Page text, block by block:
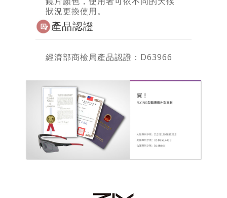
狀況更換使用。
產品認證
經濟部商檢局產品認證：D63966